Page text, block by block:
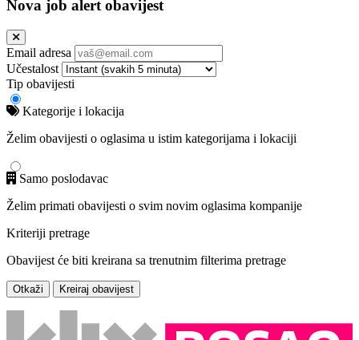
Nova job alert obavijest
Email adresa
Učestalost
Tip obavijesti
Kategorije i lokacija
Želim obavijesti o oglasima u istim kategorijama i lokaciji
Samo poslodavac
Želim primati obavijesti o svim novim oglasima kompanije
Kriteriji pretrage
Obavijest će biti kreirana sa trenutnim filterima pretrage
Otkaži Kreiraj obavijest